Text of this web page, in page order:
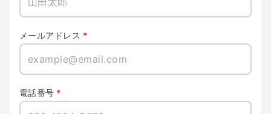
メールアドレス
電話番号